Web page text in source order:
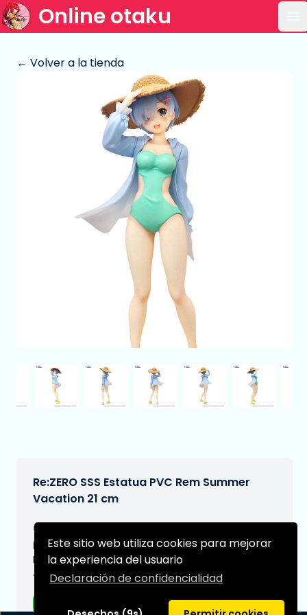
Este sitio web utiliza cookies para mejorar
la experiencia del usuario
Declaración de confidencialidad
Online otaku
← Volver a la tienda
Re:ZERO SSS Estatua PVC Rem Summer
Vacation 21 cm
€25,95
Fecha de entrega prevista:
N/A
Tipo: